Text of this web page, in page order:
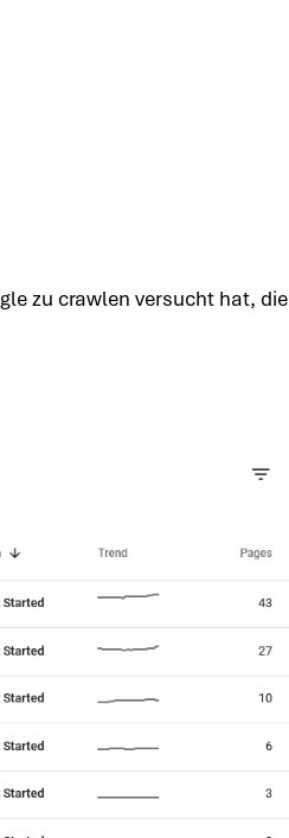
zu crawlen versucht hat, die